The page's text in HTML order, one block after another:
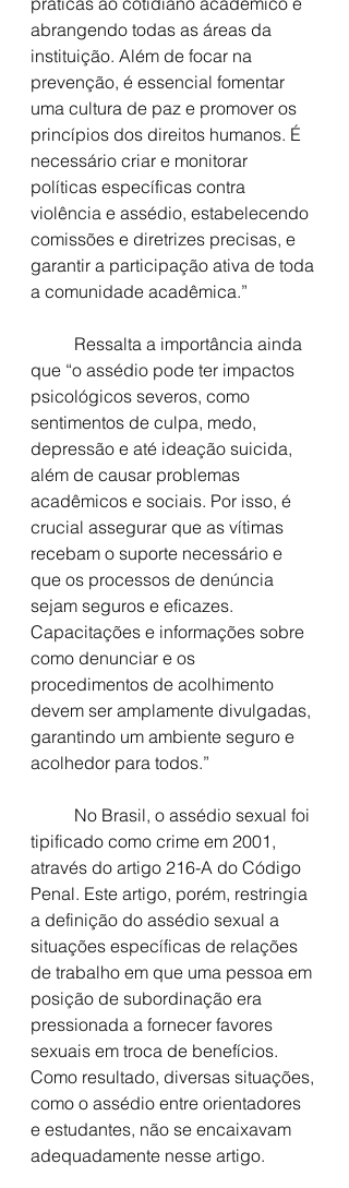
abrangendo todas as áreas da
instituição. Além de focar na
prevenção, é essencial fomentar
uma cultura de paz e promover os
princípios dos direitos humanos. É
necessário criar e monitorar
políticas específicas contra
violência e assédio, estabelecendo
comissões e diretrizes precisas, e
garantir a participação ativa de toda
a comunidade acadêmica.”
que “o assédio pode ter impactos
psicológicos severos, como
sentimentos de culpa, medo,
depressão e até ideação suicida,
além de causar problemas
acadêmicos e sociais. Por isso, é
crucial assegurar que as vítimas
recebam o suporte necessário e
que os processos de denúncia
sejam seguros e eficazes.
Capacitações e informações sobre
como denunciar e os
procedimentos de acolhimento
devem ser amplamente divulgadas,
garantindo um ambiente seguro e
acolhedor para todos.”
tipificado como crime em 2001,
através do artigo 216-A do Código
Penal. Este artigo, porém, restringia
a definição do assédio sexual a
situações específicas de relações
de trabalho em que uma pessoa em
posição de subordinação era
pressionada a fornecer favores
sexuais em troca de benefícios.
Como resultado, diversas situações,
como o assédio entre orientadores
e estudantes, não se encaixavam
adequadamente nesse artigo.